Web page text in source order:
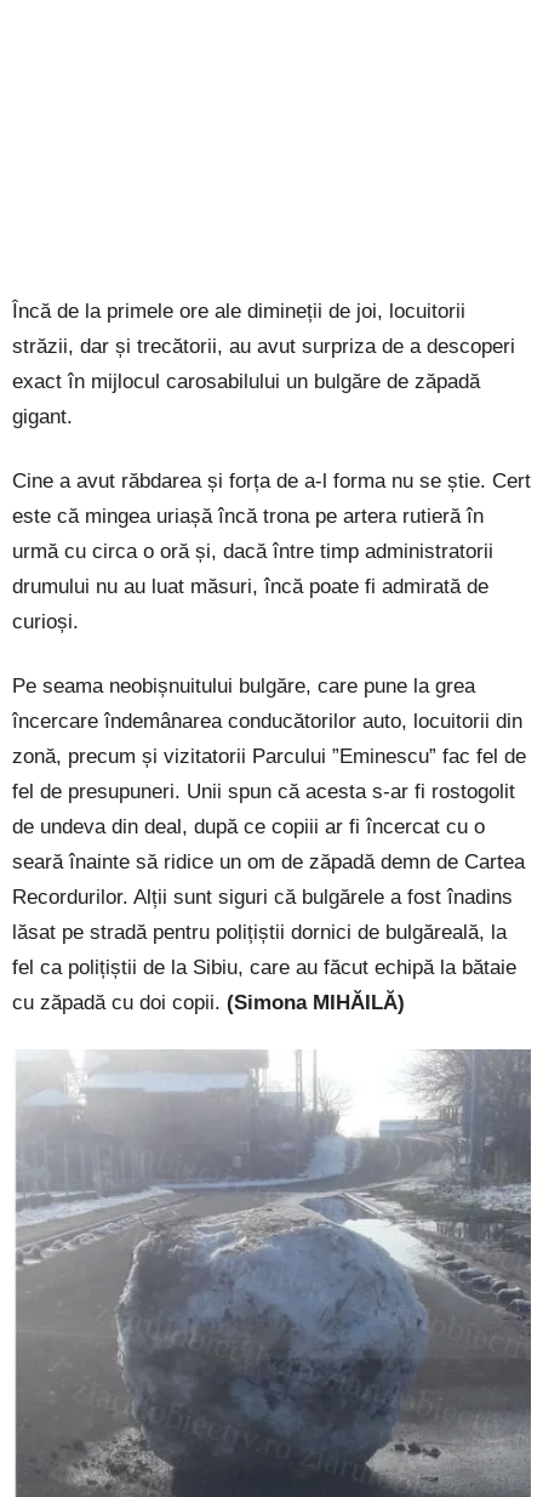
Încă de la primele ore ale dimineții de joi, locuitorii
străzii, dar și trecătorii, au avut surpriza de a descoperi
exact în mijlocul carosabilului un bulgăre de zăpadă
gigant.
Cine a avut răbdarea și forța de a-l forma nu se știe. Cert
este că mingea uriașă încă trona pe artera rutieră în
urmă cu circa o oră și, dacă între timp administratorii
drumului nu au luat măsuri, încă poate fi admirată de
curioși.
Pe seama neobișnuitului bulgăre, care pune la grea
încercare îndemânarea conducătorilor auto, locuitorii din
zonă, precum și vizitatorii Parcului ”Eminescu” fac fel de
fel de presupuneri. Unii spun că acesta s-ar fi rostogolit
de undeva din deal, după ce copiii ar fi încercat cu o
seară înainte să ridice un om de zăpadă demn de Cartea
Recordurilor. Alții sunt siguri că bulgărele a fost înadins
lăsat pe stradă pentru polițiștii dornici de bulgăreală, la
fel ca polițiștii de la Sibiu, care au făcut echipă la bătaie
cu zăpadă cu doi copii. (Simona MIHĂILĂ)